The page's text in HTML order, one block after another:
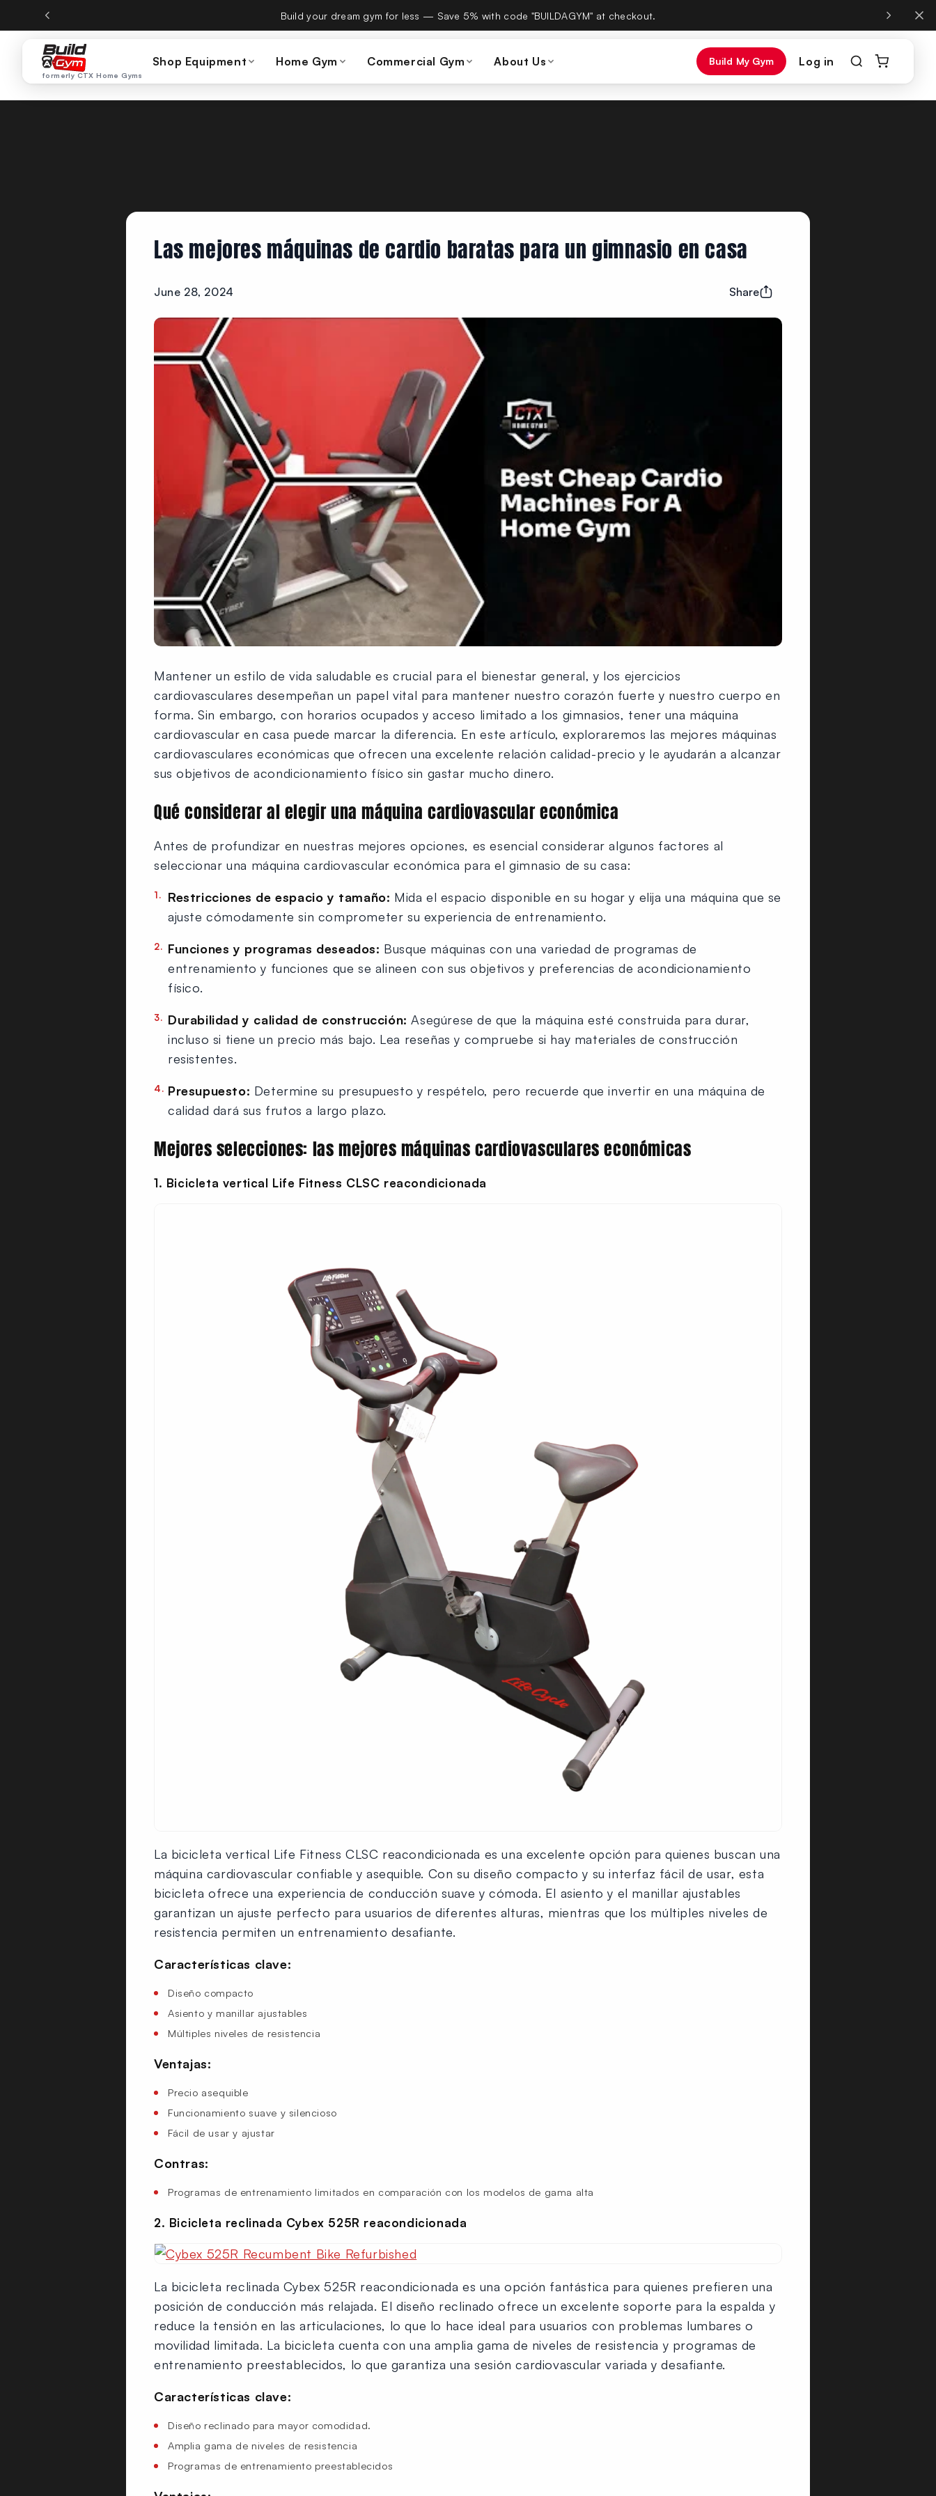
al contenido CTX Home Gyms becomes Build A Gym on September 15th — same team, same warranty, same phone number.
formerly CTX Home Gyms
Shop Equipment Home Gym Commercial Gym About Us Build My Gym Log in
Las mejores máquinas de cardio baratas para un gimnasio en casa
June 28, 2024 Share
Mantener un estilo de vida saludable es crucial para el bienestar general, y los ejercicios
cardiovasculares desempeñan un papel vital para mantener nuestro corazón fuerte y nuestro cuerpo en
forma. Sin embargo, con horarios ocupados y acceso limitado a los gimnasios, tener una máquina
cardiovascular en casa puede marcar la diferencia. En este artículo, exploraremos las mejores máquinas
cardiovasculares económicas que ofrecen una excelente relación calidad-precio y le ayudarán a alcanzar
sus objetivos de acondicionamiento físico sin gastar mucho dinero.
Qué considerar al elegir una máquina cardiovascular económica
Antes de profundizar en nuestras mejores opciones, es esencial considerar algunos factores al
seleccionar una máquina cardiovascular económica para el gimnasio de su casa:
Restricciones de espacio y tamaño: Mida el espacio disponible en su hogar y elija una máquina que se
ajuste cómodamente sin comprometer su experiencia de entrenamiento.
Funciones y programas deseados: Busque máquinas con una variedad de programas de
entrenamiento y funciones que se alineen con sus objetivos y preferencias de acondicionamiento
físico.
Durabilidad y calidad de construcción:Asegúrese de que la máquina esté construida para durar,
incluso si tiene un precio más bajo. Lea reseñas y compruebe si hay materiales de construcción
resistentes.
Presupuesto: Determine su presupuesto y respételo, pero recuerde que invertir en una máquina de
calidad dará sus frutos a largo plazo.
Mejores selecciones: las mejores máquinas cardiovasculares económicas
1. Bicicleta vertical Life Fitness CLSC reacondicionada
La bicicleta vertical Life Fitness CLSC reacondicionada es una excelente opción para quienes buscan una
máquina cardiovascular confiable y asequible. Con su diseño compacto y su interfaz fácil de usar, esta
bicicleta ofrece una experiencia de conducción suave y cómoda. El asiento y el manillar ajustables
garantizan un ajuste perfecto para usuarios de diferentes alturas, mientras que los múltiples niveles de
resistencia permiten un entrenamiento desafiante.
Características clave:
Diseño compacto
Asiento y manillar ajustables
Múltiples niveles de resistencia
Ventajas:
Precio asequible
Funcionamiento suave y silencioso
Fácil de usar y ajustar
Contras:
Programas de entrenamiento limitados en comparación con los modelos de gama alta
2. Bicicleta reclinada Cybex 525R reacondicionada
La bicicleta reclinada Cybex 525R reacondicionada es una opción fantástica para quienes prefieren una
posición de conducción más relajada. El diseño reclinado ofrece un excelente soporte para la espalda y
reduce la tensión en las articulaciones, lo que lo hace ideal para usuarios con problemas lumbares o
movilidad limitada. La bicicleta cuenta con una amplia gama de niveles de resistencia y programas de
entrenamiento preestablecidos, lo que garantiza una sesión cardiovascular variada y desafiante.
Características clave:
Diseño reclinado para mayor comodidad.
Amplia gama de niveles de resistencia
Programas de entrenamiento preestablecidos